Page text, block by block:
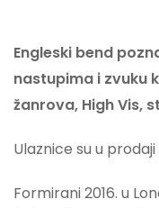
Engleski bend
nastupima i zvuku
žanrova, High Vis,
Ulaznice su u
Formirani 2016. u